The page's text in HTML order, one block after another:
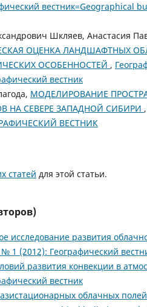
вестник=Geographical
Шкляев, Анастасия
ОЦЕНКА ЛАНДШАФТНЫХ
ОСОБЕННОСТЕЙ ,
вестник
МОДЕЛИРОВАНИЕ
НА СЕВЕРЕ ЗАПАДНОЙ СИБИРИ ,
ВЕСТНИК
статей для этой статьи.
исследование развития
1 (2012): Географический
развития конвекции в
вестник
облачных